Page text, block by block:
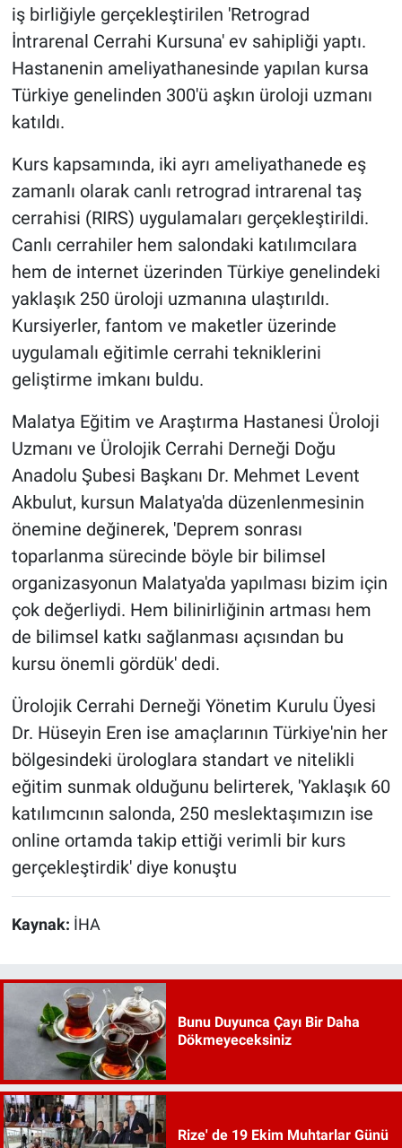
iş birliğiyle gerçekleştirilen 'Retrograd
İntrarenal Cerrahi Kursuna' ev sahipliği yaptı.
Hastanenin ameliyathanesinde yapılan kursa
Türkiye genelinden 300'ü aşkın üroloji uzmanı
katıldı.
Kurs kapsamında, iki ayrı ameliyathanede eş
zamanlı olarak canlı retrograd intrarenal taş
cerrahisi (RIRS) uygulamaları gerçekleştirildi.
Canlı cerrahiler hem salondaki katılımcılara
hem de internet üzerinden Türkiye genelindeki
yaklaşık 250 üroloji uzmanına ulaştırıldı.
Kursiyerler, fantom ve maketler üzerinde
uygulamalı eğitimle cerrahi tekniklerini
geliştirme imkanı buldu.
Malatya Eğitim ve Araştırma Hastanesi Üroloji
Uzmanı ve Ürolojik Cerrahi Derneği Doğu
Anadolu Şubesi Başkanı Dr. Mehmet Levent
Akbulut, kursun Malatya'da düzenlenmesinin
önemine değinerek, 'Deprem sonrası
toparlanma sürecinde böyle bir bilimsel
organizasyonun Malatya'da yapılması bizim için
çok değerliydi. Hem bilinirliğinin artması hem
de bilimsel katkı sağlanması açısından bu
kursu önemli gördük' dedi.
Ürolojik Cerrahi Derneği Yönetim Kurulu Üyesi
Dr. Hüseyin Eren ise amaçlarının Türkiye'nin her
bölgesindeki ürologlara standart ve nitelikli
eğitim sunmak olduğunu belirterek, 'Yaklaşık 60
katılımcının salonda, 250 meslektaşımızın ise
online ortamda takip ettiği verimli bir kurs
gerçekleştirdik' diye konuştu
Kaynak: İHA
Bunu Duyunca Çayı Bir Daha
Dökmeyeceksiniz
Rize' de 19 Ekim Muhtarlar Günü